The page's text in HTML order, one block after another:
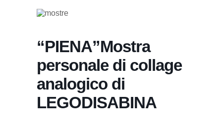
“PIENA”Mostra
personale di collage
analogico di
LEGODISABINA